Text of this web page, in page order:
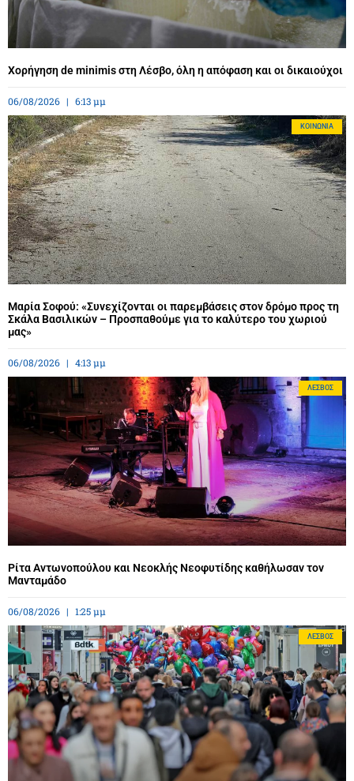
Χορήγηση de minimis στη Λέσβο, όλη η απόφαση και οι δικαιούχοι
06/08/2026 6:13 μμ
ΚΟΙΝΩΝΊΑ
Μαρία Σοφού: «Συνεχίζονται οι παρεμβάσεις στον δρόμο προς τη
Σκάλα Βασιλικών – Προσπαθούμε για το καλύτερο του χωριού
μας»
06/08/2026 4:13 μμ
ΛΈΣΒΟΣ
Ρίτα Αντωνοπούλου και Νεοκλής Νεοφυτίδης καθήλωσαν τον
Μανταμάδο
06/08/2026 1:25 μμ
ΛΈΣΒΟΣ